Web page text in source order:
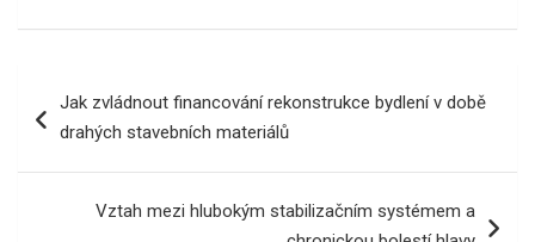
proJak zvládnout financování rekonstrukce bydlení v době
drahých stavebních materiálů
Vztah mezi hlubokým stabilizačním systémem a